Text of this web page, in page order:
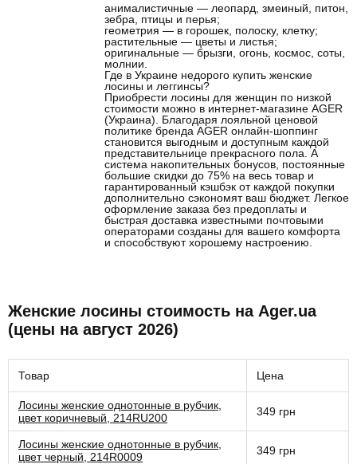
анималистичные — леопард, змеиный, питон,
зебра, птицы и перья;
геометрия — в горошек, полоску, клетку;
растительные — цветы и листья;
оригинальные — брызги, огонь, космос, соты,
молнии.
Где в Украине недорого купить женские
лосины и леггинсы?
Приобрести лосины для женщин по низкой
стоимости можно в интернет-магазине AGER
(Украина). Благодаря лояльной ценовой
политике бренда AGER онлайн-шоппинг
становится выгодным и доступным каждой
представительнице прекрасного пола. А
система накопительных бонусов, постоянные
большие скидки до 75% на весь товар и
гарантированный кэшбэк от каждой покупки
дополнительно сэкономят ваш бюджет. Легкое
оформление заказа без предоплаты и
быстрая доставка известными почтовыми
операторами созданы для вашего комфорта
и способствуют хорошему настроению.
Женские лосины стоимость на Ager.ua
(цены на август 2026)
Товар Цена
Лосины женские однотонные в рубчик,
цвет коричневый, 214RU200
349 грн
Лосины женские однотонные в рубчик,
цвет черный, 214R0009
349 грн